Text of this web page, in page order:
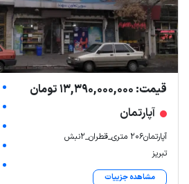
قیمت: 13,390,000,000 تومان
آپارتمان
آپارتمان۲۰۶ متری_قطران_۲نبش
تبریز
مشاهده جزییات